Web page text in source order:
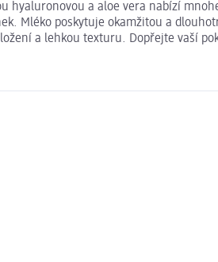
hyaluronovou a aloe vera nabízí
Mléko poskytuje okamžitou a
a lehkou texturu. Dopřejte vaší